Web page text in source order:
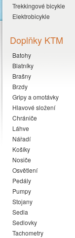
Trekkingové bicykle
Elektrobicykle
Doplňky KTM
Batohy
Blatníky
Brašny
Brzdy
Gripy a omotávky
Hlavové složení
Chrániče
Láhve
Nářadí
Košíky
Nosiče
Osvětlení
Pedály
Pumpy
Stojany
Sedla
Sedlovky
Tachometry